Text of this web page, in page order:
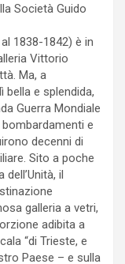
Società Guido
1838-1842) è in
Vittorio
Ma, a
bella e splendida,
Guerra Mondiale
e
decenni di
Sito a poche
il
galleria a vetri,
adibita a
“di Trieste, e
Paese – e sulla